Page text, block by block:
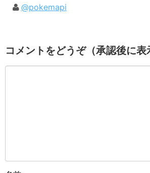
@pokemapi
コメントをどうぞ（承認後に表